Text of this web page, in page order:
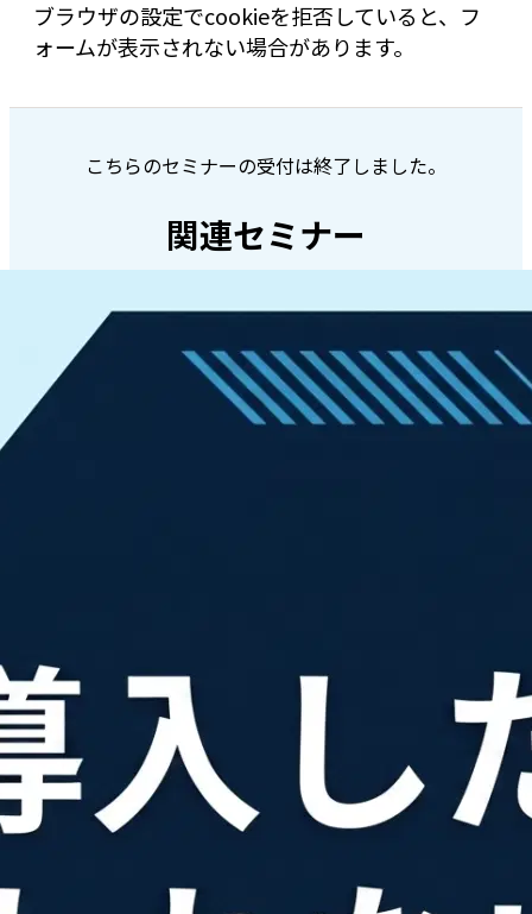
ブラウザの設定でcookieを拒否していると、フ
ォームが表示されない場合があります。
こちらのセミナーの受付は終了しました。
関連セミナー